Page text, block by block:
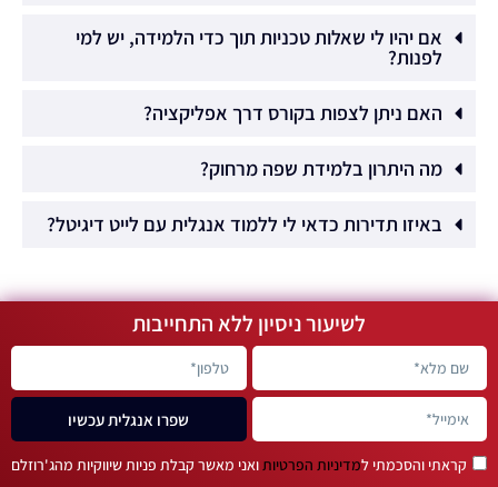
אם יהיו לי שאלות טכניות תוך כדי הלמידה, יש למי
לפנות?
האם ניתן לצפות בקורס דרך אפליקציה?
מה היתרון בלמידת שפה מרחוק?
באיזו תדירות כדאי לי ללמוד אנגלית עם לייט דיגיטל?
לשיעור ניסיון ללא התחייבות
קראתי והסכמתי למדיניות הפרטיותואני מאשר קבלת פניות שיווקיות מהג'רוזלם
שפרו אנגלית עכשיו